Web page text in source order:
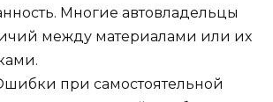
Многие автовладельцы
между материалами или их
при самостоятельной